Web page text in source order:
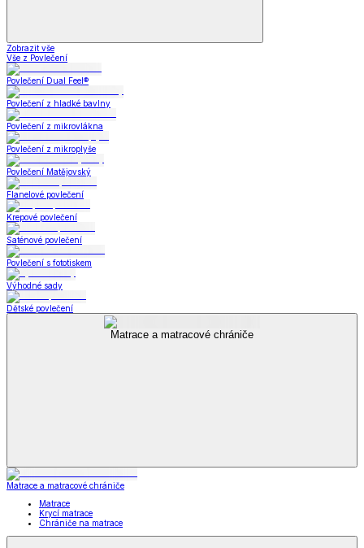
Zobrazit vše
Vše z Povlečení
Povlečení Dual Feel®
Povlečení z hladké bavlny
Povlečení z mikrovlákna
Povlečení z mikroplyše
Povlečení Matějovský
Flanelové povlečení
Krepové povlečení
Saténové povlečení
Povlečení s fototiskem
Výhodné sady
Dětské povlečení
Matrace a matracové chrániče
Matrace a matracové chrániče
Matrace
Krycí matrace
Chrániče na matrace